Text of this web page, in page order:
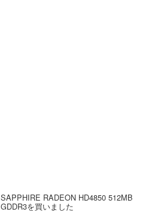
SAPPHIRE RADEON HD4850 512MB
GDDR3を買いました